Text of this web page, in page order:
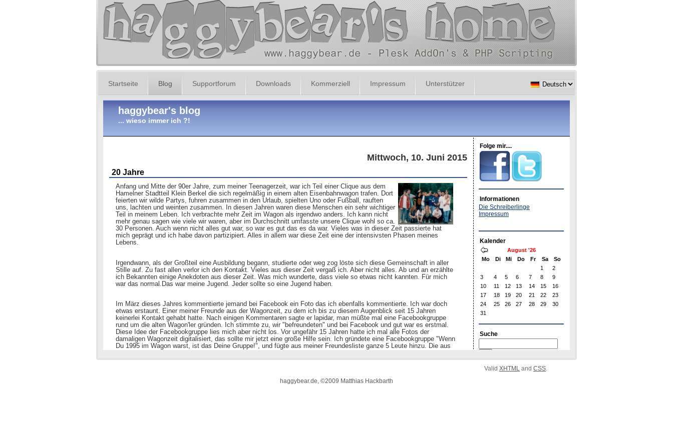
Startseite Blog Supportforum Downloads Kommerziell Impressum Unterstützer
Valid XHTML and CSS.
haggybear.de, ©2009 Matthias Hackbarth